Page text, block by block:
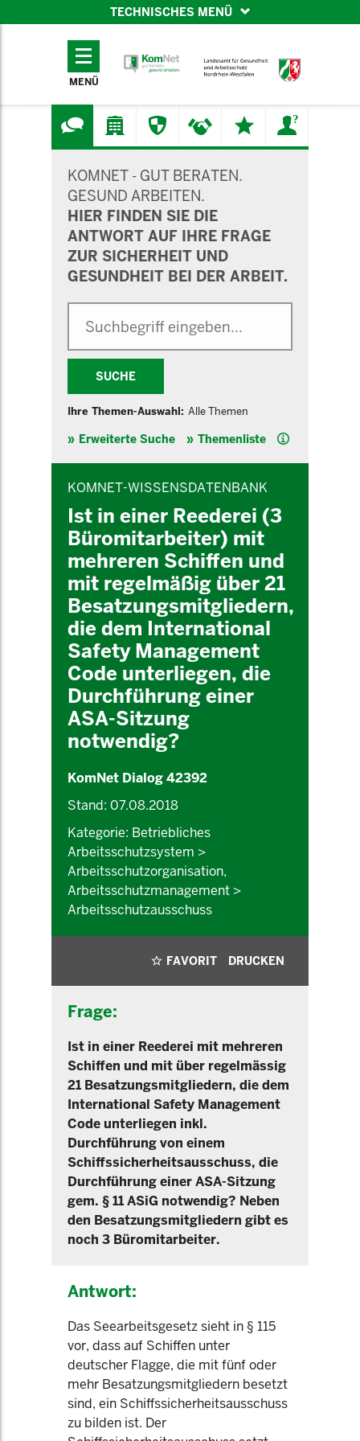
TECHNISCHES MENÜ
TECHNISCHES
MENÜ
KOMNET - GUT BERATEN.
GESUND ARBEITEN.
HIER FINDEN SIE DIE
ANTWORT AUF IHRE FRAGE
ZUR SICHERHEIT UND
GESUNDHEIT BEI DER ARBEIT.
SUCHE
Ihre Themen-Auswahl: Alle Themen
Erweiterte Suche Themenliste Hilfe
KOMNET-WISSENSDATENBANK
Ist in einer Reederei (3
Büromitarbeiter) mit
mehreren Schiffen und
mit regelmäßig über 21
Besatzungsmitgliedern,
die dem International
Safety Management
Code unterliegen, die
Durchführung einer
ASA-Sitzung
notwendig?
KomNet Dialog 42392
Stand: 07.08.2018
Kategorie: Betriebliches
Arbeitsschutzsystem >
Arbeitsschutzorganisation,
Arbeitsschutzmanagement >
Arbeitsschutzausschuss
FAVORIT DRUCKEN
Frage:
Ist in einer Reederei mit mehreren
Schiffen und mit über regelmässig
21 Besatzungsmitgliedern, die dem
International Safety Management
Code unterliegen inkl.
Durchführung von einem
Schiffssicherheitsausschuss, die
Durchführung einer ASA-Sitzung
gem. § 11 ASiG notwendig? Neben
den Besatzungsmitgliedern gibt es
noch 3 Büromitarbeiter.
Antwort:
Das Seearbeitsgesetz sieht in § 115
vor, dass auf Schiffen unter
deutscher Flagge, die mit fünf oder
mehr Besatzungsmitgliedern besetzt
sind, ein Schiffssicherheitsausschuss
zu bilden ist. Der